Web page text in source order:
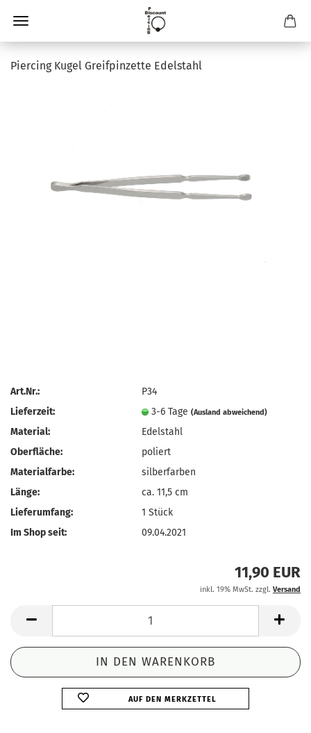
Piercing Kugel Greifpinzette Edelstahl
Art.Nr.:
P34
Lieferzeit:
3-6 Tage(Ausland abweichend)
Material:
Edelstahl
Oberfläche:
poliert
Materialfarbe:
silberfarben
Länge:
ca. 11,5 cm
Lieferumfang:
1 Stück
Im Shop seit:
09.04.2021
11,90 EUR
inkl. 19% MwSt. zzgl. Versand
AUF DEN MERKZETTEL